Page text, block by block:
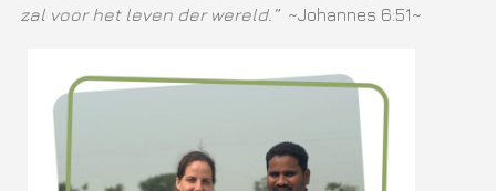
zal voor het leven der wereld.” ~Johannes 6:51~